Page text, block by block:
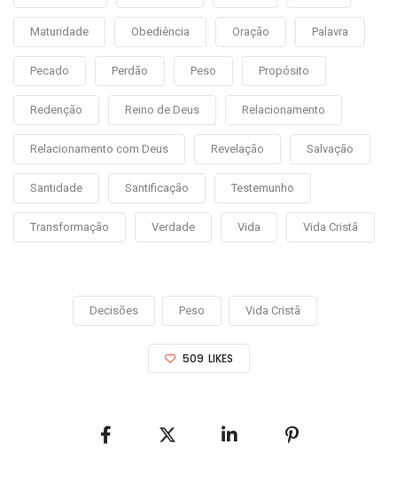
Maturidade Obediência Oração Palavra
Pecado Perdão Peso Propósito
Redenção Reino de Deus Relacionamento
Relacionamento com Deus Revelação Salvação
Santidade Santificação Testemunho
Transformação Verdade Vida Vida Cristã
Decisões Peso Vida Cristã
509 LIKES